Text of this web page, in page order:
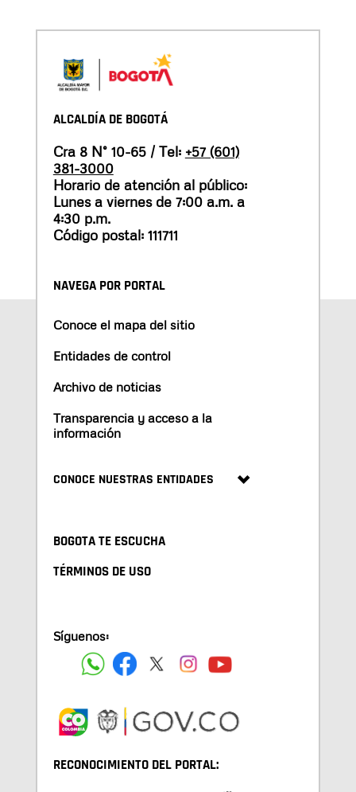
ALCALDÍA DE BOGOTÁ
Cra 8 N° 10-65 / Tel: +57 (601)
381-3000
Horario de atención al público:
Lunes a viernes de 7:00 a.m. a
4:30 p.m.
Código postal: 111711
NAVEGA POR PORTAL
Conoce el mapa del sitio
Entidades de control
Archivo de noticias
Transparencia y acceso a la
información
CONOCE NUESTRAS ENTIDADES
BOGOTA TE ESCUCHA
TÉRMINOS DE USO
Síguenos:
RECONOCIMIENTO DEL PORTAL: